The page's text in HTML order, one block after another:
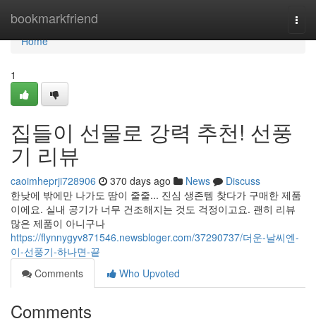
bookmarkfriend
Home
Home
1
집들이 선물로 강력 추천! 선풍
기 리뷰
caoimheprji728906 370 days ago News
Discuss
한낮에 밖에만 나가도 땀이 줄줄... 진심 생존템 찾다가 구매한 제품
이에요. 실내 공기가 너무 건조해지는 것도 걱정이고요. 괜히 리뷰
많은 제품이 아니구나
https://flynnygyv871546.newsbloger.com/37290737/더운-날씨엔-
이-선풍기-하나면-끝
Comments
Who Upvoted
Comments